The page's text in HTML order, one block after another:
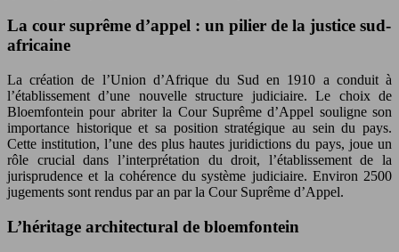
La cour suprême d’appel : un pilier de la justice sud-
africaine
La création de l’Union d’Afrique du Sud en 1910 a conduit à
l’établissement d’une nouvelle structure judiciaire. Le choix de
Bloemfontein pour abriter la Cour Suprême d’Appel souligne son
importance historique et sa position stratégique au sein du pays.
Cette institution, l’une des plus hautes juridictions du pays, joue un
rôle crucial dans l’interprétation du droit, l’établissement de la
jurisprudence et la cohérence du système judiciaire. Environ 2500
jugements sont rendus par an par la Cour Suprême d’Appel.
L’héritage architectural de bloemfontein